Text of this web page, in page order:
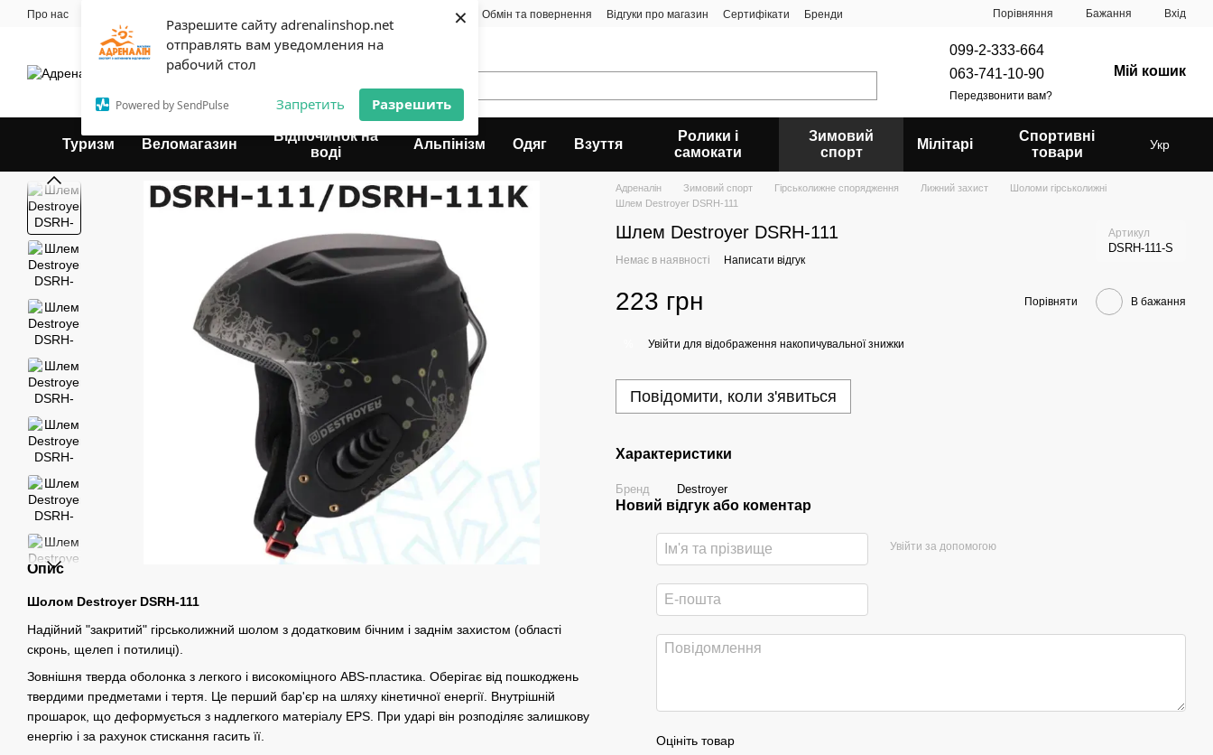
Разрешите сайту adrenalinshop.net
отправлять вам уведомления на
рабочий стол
Powered by SendPulse Запретить Разрешить
×
Перейти до основного контенту
Про нас Оплата і доставка Обмін та повернення Відгуки про магазин Сертифікати
Бренди
Угода користувача
Порівняння Бажання Вхід
Експерт твого відпочинку
099-2-333-664
063-741-10-90
Передзвонити вам?
Мій кошик
Туризм Веломагазин
Відпочинок на
воді
Альпінізм Одяг Взуття
Ролики і
самокати
Зимовий
спорт
Мілітарі
Спортивні
товари
Укр
Опис
Шолом Destroyer DSRH-111
Надійний "закритий" гірськолижний шолом з додатковим бічним і заднім захистом (області
скронь, щелеп і потилиці).
Зовнішня тверда оболонка з легкого і високоміцного ABS-пластика. Оберігає від пошкоджень
твердими предметами і тертя. Це перший бар'єр на шляху кінетичної енергії. Внутрішній
прошарок, що деформується з надлегкого матеріалу EPS. При ударі він розподіляє залишкову
енергію і за рахунок стискання гасить її.
Адреналін Зимовий спорт Гірськолижне спорядження Лижний захист
Шоломи гірськолижні
Шлем Destroyer DSRH-111
Шлем Destroyer DSRH-111 Артикул
DSRH-111-S
Немає в наявності Написати відгук
223 грн Порівняти В бажання
Увійти для відображення накопичувальної знижки
Повідомити, коли з'явиться
Характеристики
Бренд Destroyer
Новий відгук або коментар
Увійти за допомогою
Оцініть товар